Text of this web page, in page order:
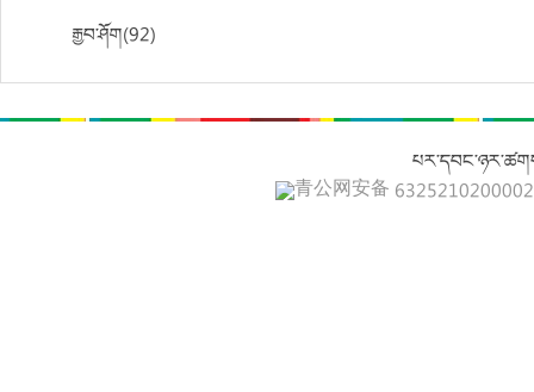
རྒྱབ་ཤོག(92)
青公网安备